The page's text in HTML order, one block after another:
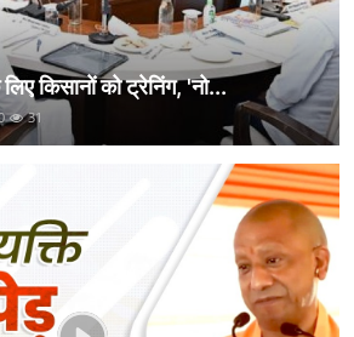
किसानों को ट्रेनिंग, 'नो...
31